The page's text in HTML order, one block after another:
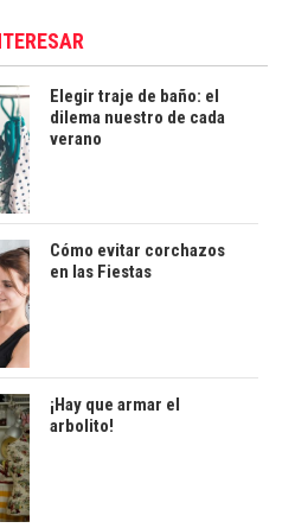
Elegir traje de baño: el
dilema nuestro de cada
verano
Cómo evitar corchazos
en las Fiestas
¡Hay que armar el
arbolito!